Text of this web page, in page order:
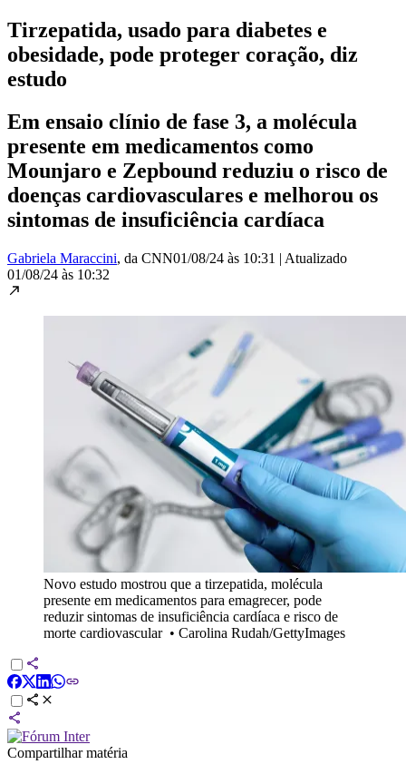
Tirzepatida, usado para diabetes e
obesidade, pode proteger coração, diz
estudo
Em ensaio clínio de fase 3, a molécula
presente em medicamentos como
Mounjaro e Zepbound reduziu o risco de
doenças cardiovasculares e melhorou os
sintomas de insuficiência cardíaca
Gabriela Maraccini, da CNN01/08/24 às 10:31 | Atualizado
01/08/24 às 10:32
Novo estudo mostrou que a tirzepatida, molécula
presente em medicamentos para emagrecer, pode
reduzir sintomas de insuficiência cardíaca e risco de
morte cardiovascular• Carolina Rudah/GettyImages
Compartilhar matéria